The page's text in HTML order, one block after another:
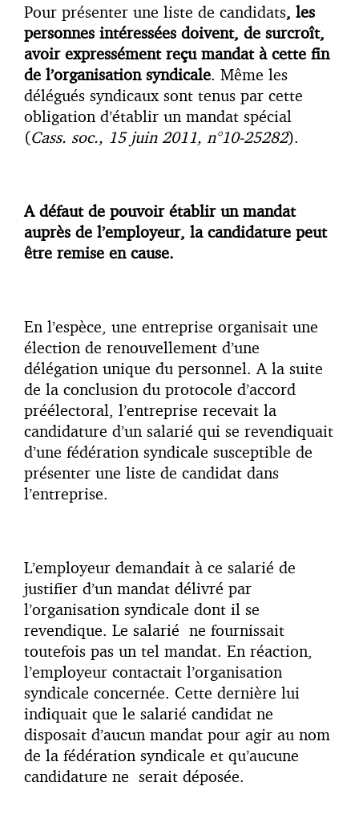
Pour présenter une liste de candidats, les
personnes intéressées doivent, de surcroît,
avoir expressément reçu mandat à cette fin
de l’organisation syndicale. Même les
délégués syndicaux sont tenus par cette
obligation d’établir un mandat spécial
(Cass. soc., 15 juin 2011, n°10-25282).
A défaut de pouvoir établir un mandat
auprès de l’employeur, la candidature peut
être remise en cause.
En l’espèce, une entreprise organisait une
élection de renouvellement d’une
délégation unique du personnel. A la suite
de la conclusion du protocole d’accord
préélectoral, l’entreprise recevait la
candidature d’un salarié qui se revendiquait
d’une fédération syndicale susceptible de
présenter une liste de candidat dans
l’entreprise.
L’employeur demandait à ce salarié de
justifier d’un mandat délivré par
l’organisation syndicale dont il se
revendique. Le salarié ne fournissait
toutefois pas un tel mandat. En réaction,
l’employeur contactait l’organisation
syndicale concernée. Cette dernière lui
indiquait que le salarié candidat ne
disposait d’aucun mandat pour agir au nom
de la fédération syndicale et qu’aucune
candidature ne serait déposée.